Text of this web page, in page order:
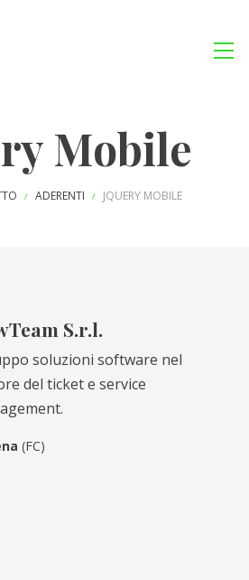
Mobile
/ ADERENTI / JQUERY MOBILE
S.r.l.
soluzioni software nel
del ticket e service
(FC)